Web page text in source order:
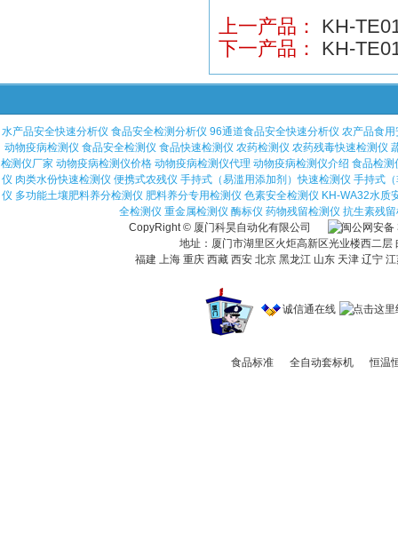
上一产品： KH-
下一产品： KH-
水产品安全快速分析仪 食品安全检测分析仪 96通道食品安全快速分析仪 农产品食
动物疫病检测仪 食品安全检测仪 食品快速检测仪 农药检测仪 农药残毒快速检测仪
检测仪厂家 动物疫病检测仪价格 动物疫病检测仪代理 动物疫病检测仪介绍 食品检测
仪 肉类水份快速检测仪 便携式农残仪 手持式（易滥用添加剂）快速检测仪 手持式
仪 多功能土壤肥料养分检测仪 肥料养分专用检测仪 色素安全检测仪 KH-WA32水质
全检测仪 重金属检测仪 酶标仪 药物残留检测仪 抗生素残
CopyRight © 厦门科昊自动化有限公司
地址：厦门市湖里区火炬高新区光业楼西二
福建 上海 重庆 西藏 西安 北京 黑龙江 山东 天津 辽宁
诚信通在线
食品标准 全自动套标机 恒温